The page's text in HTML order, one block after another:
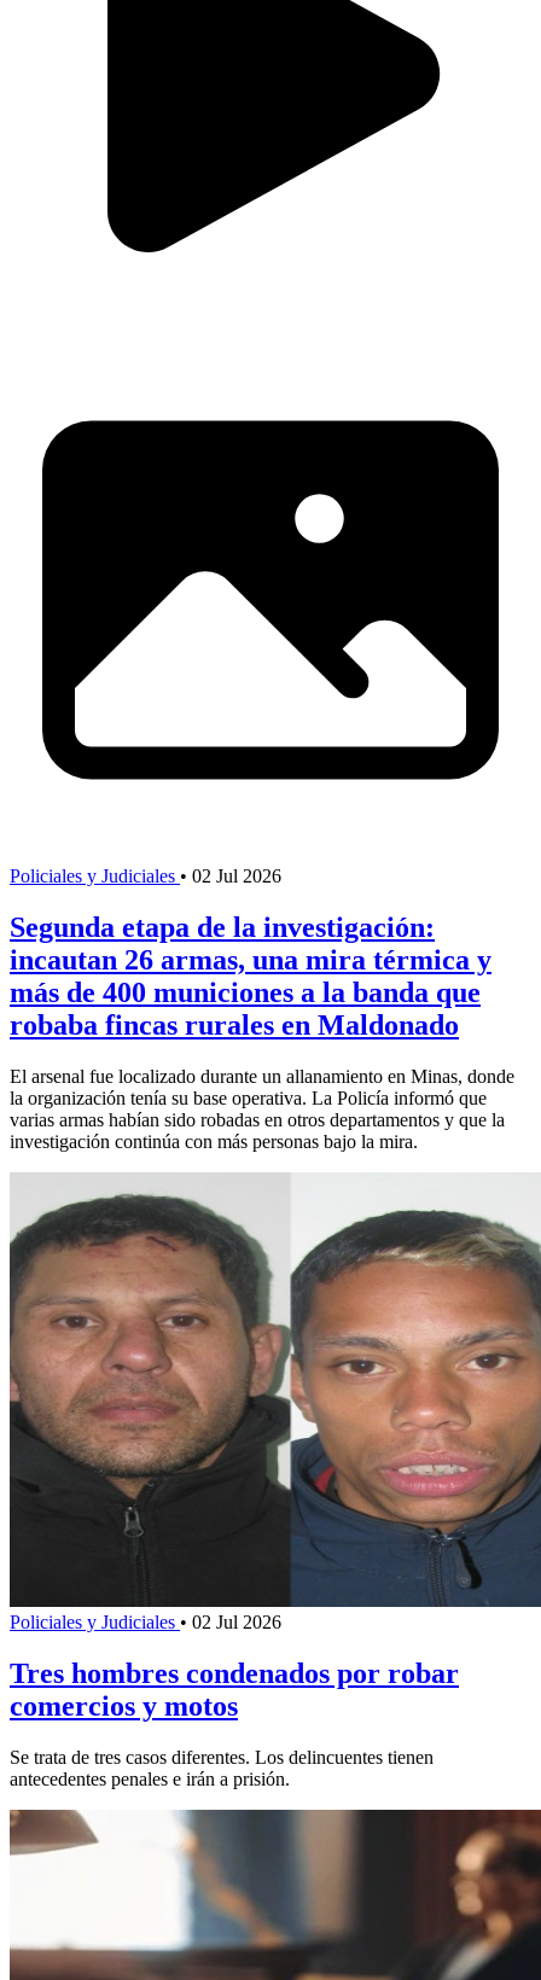
Policiales y Judiciales • 02 Jul 2026
Segunda etapa de la investigación:
incautan 26 armas, una mira térmica y
más de 400 municiones a la banda que
robaba fincas rurales en Maldonado
El arsenal fue localizado durante un allanamiento en Minas, donde
la organización tenía su base operativa. La Policía informó que
varias armas habían sido robadas en otros departamentos y que la
investigación continúa con más personas bajo la mira.
Policiales y Judiciales • 02 Jul 2026
Tres hombres condenados por robar
comercios y motos
Se trata de tres casos diferentes. Los delincuentes tienen
antecedentes penales e irán a prisión.